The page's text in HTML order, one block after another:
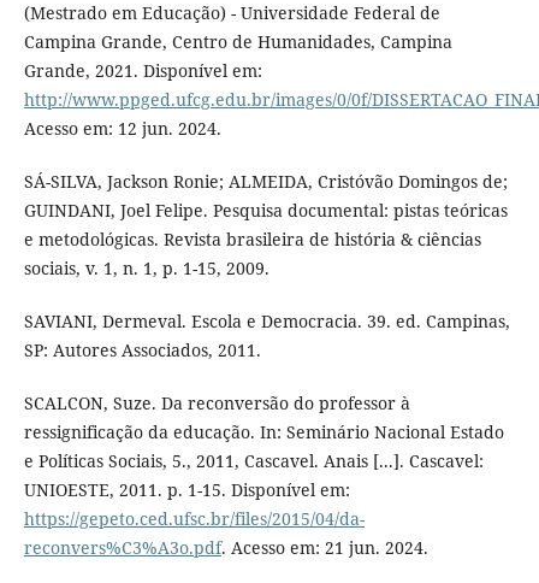
(Mestrado em Educação) - Universidade Federal de
Campina Grande, Centro de Humanidades, Campina
Grande, 2021. Disponível em:
http://www.ppged.ufcg.edu.br/images/0/0f/
Acesso em: 12 jun. 2024.
SÁ-SILVA, Jackson Ronie; ALMEIDA, Cristóvão Domingos de;
GUINDANI, Joel Felipe. Pesquisa documental: pistas teóricas
e metodológicas. Revista brasileira de história & ciências
sociais, v. 1, n. 1, p. 1-15, 2009.
SAVIANI, Dermeval. Escola e Democracia. 39. ed. Campinas,
SP: Autores Associados, 2011.
SCALCON, Suze. Da reconversão do professor à
ressignificação da educação. In: Seminário Nacional Estado
e Políticas Sociais, 5., 2011, Cascavel. Anais [...]. Cascavel:
UNIOESTE, 2011. p. 1-15. Disponível em:
https://gepeto.ced.ufsc.br/files/2015/04/da-
reconvers%C3%A3o.pdf. Acesso em: 21 jun. 2024.